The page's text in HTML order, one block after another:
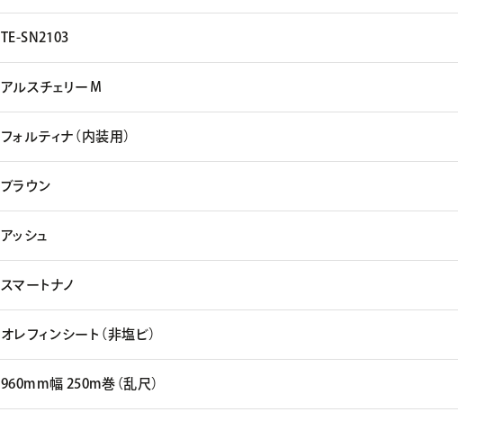
TE-SN2103
アルスチェリーＭ
フォルティナ（内装用）
ブラウン
アッシュ
スマートナノ
オレフィンシート（非塩ビ）
960mm幅 250m巻（乱尺）